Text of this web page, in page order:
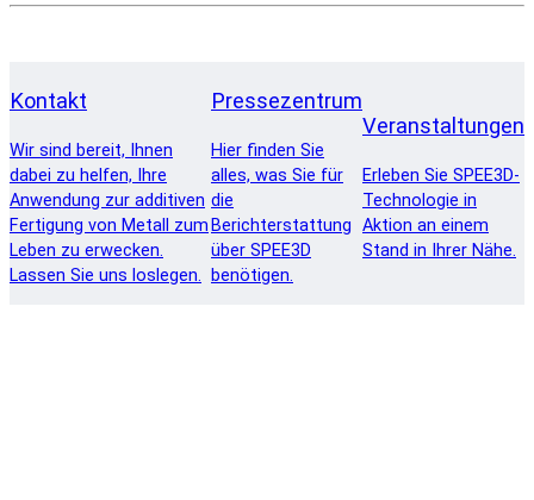
Kontakt
Wir sind bereit, Ihnen
dabei zu helfen, Ihre
Anwendung zur additiven
Fertigung von Metall zum
Leben zu erwecken.
Lassen Sie uns loslegen.
Pressezentrum
Hier finden Sie
alles, was Sie für
die
Berichterstattung
über SPEE3D
benötigen.
Veranstaltungen
Erleben Sie SPEE3D-
Technologie in
Aktion an einem
Stand in Ihrer Nähe.